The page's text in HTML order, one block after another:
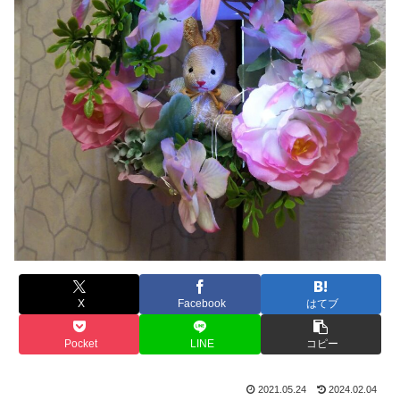
X Facebook はてブ
Pocket LINE コピー
2021.05.24 2024.02.04